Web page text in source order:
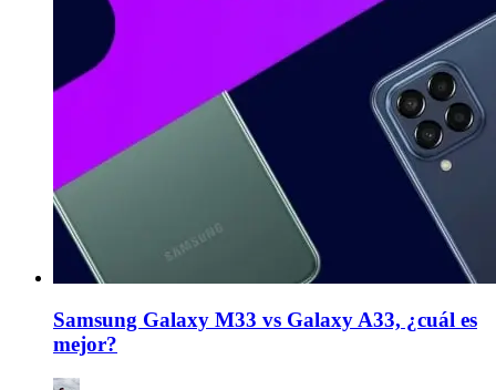
Samsung Galaxy M33 vs Galaxy A33, ¿cuál es
mejor?